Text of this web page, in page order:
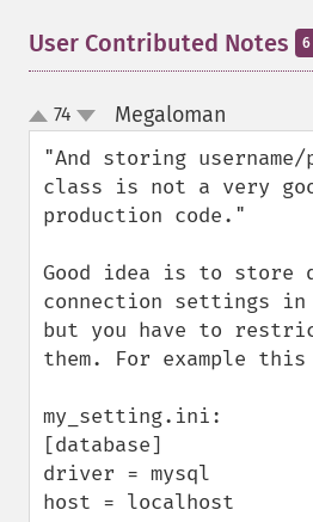
User Contributed Notes
up
down
74 Megaloman
"And storing
class is not a very
production code."
Good idea is to store
connection settings
but you have to
them. For example this
my_setting.ini:
[database]
driver = mysql
host = localhost